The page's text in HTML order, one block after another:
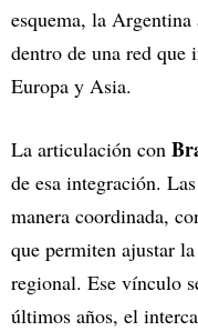
esquema, la
dentro de una red que
Europa y Asia.
La articulación con
de esa integración.
manera coordinada,
que permiten ajustar
regional. Ese vínculo
últimos años, el